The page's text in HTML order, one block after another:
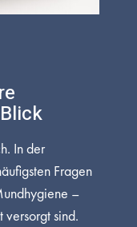
In der
Fragen
–
versorgt sind.